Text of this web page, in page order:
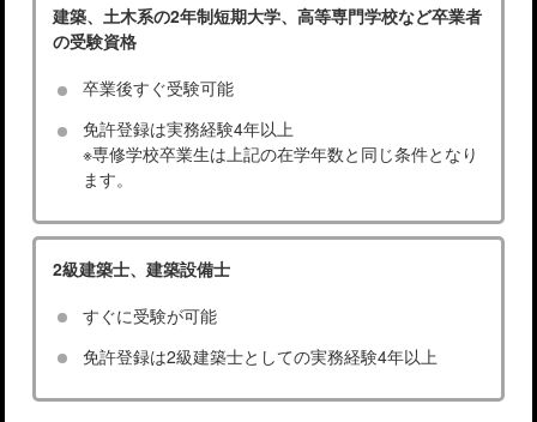
建築、土木系の2年制短期大学、高等専門学校など卒業者
の受験資格
卒業後すぐ受験可能
免許登録は実務経験4年以上
※専修学校卒業生は上記の在学年数と同じ条件となり
ます。
2級建築士、建築設備士
すぐに受験が可能
免許登録は2級建築士としての実務経験4年以上